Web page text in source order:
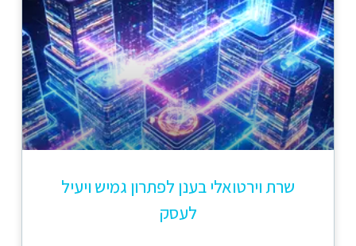
שרת וירטואלי בענן לפתרון גמיש ויעיל
לעסק